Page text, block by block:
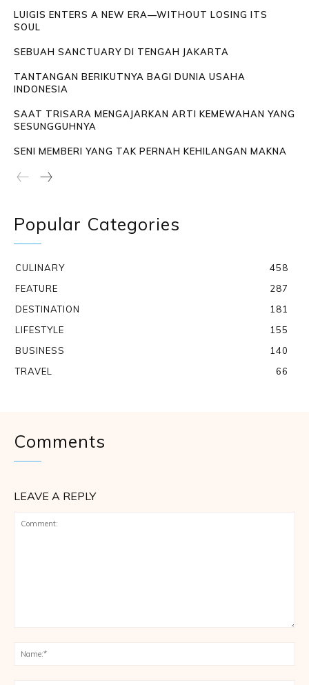
LUIGIS ENTERS A NEW ERA—WITHOUT LOSING ITS
SOUL
SEBUAH SANCTUARY DI TENGAH JAKARTA
TANTANGAN BERIKUTNYA BAGI DUNIA USAHA
INDONESIA
SAAT TRISARA MENGAJARKAN ARTI KEMEWAHAN YANG
SESUNGGUHNYA
SENI MEMBERI YANG TAK PERNAH KEHILANGAN MAKNA
Popular Categories
CULINARY
458
FEATURE
287
DESTINATION
181
LIFESTYLE
155
BUSINESS
140
TRAVEL
66
Comments
LEAVE A REPLY